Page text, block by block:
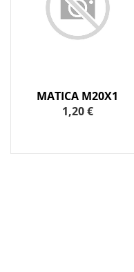
MATICA M20X1
1,20 €